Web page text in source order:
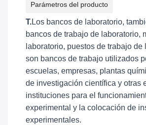
Parámetros del producto
T.Los bancos de laboratorio,
bancos de trabajo de laboratorio,
laboratorio, puestos de trabajo de
son bancos de trabajo utilizados
escuelas, empresas, plantas
de investigación científica y otras
instituciones para el
experimental y la colocación de
experimentales.